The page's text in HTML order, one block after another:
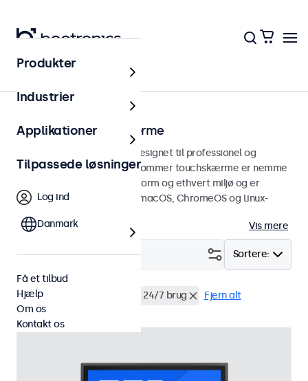
Touchskærme
19 tommer touchskærme
19 tommer touchskærme designet til professionel og
kontinuerlig brug. Disse 19-tommer touchskærme er nemme
at integrere i enhver brugsform og ethvert miljø og er
kompatible med Windows, macOS, ChromeOS og Linux-
Vis mere
Sortere:
Filter (3)
19 tommer touchskærme 24/7 brug Fjern alt
Produkter
Industrier
Applikationer
Tilpassede løsninger
Log ind
Danmark
Få et tilbud
Hjælp
Om os
Kontakt os